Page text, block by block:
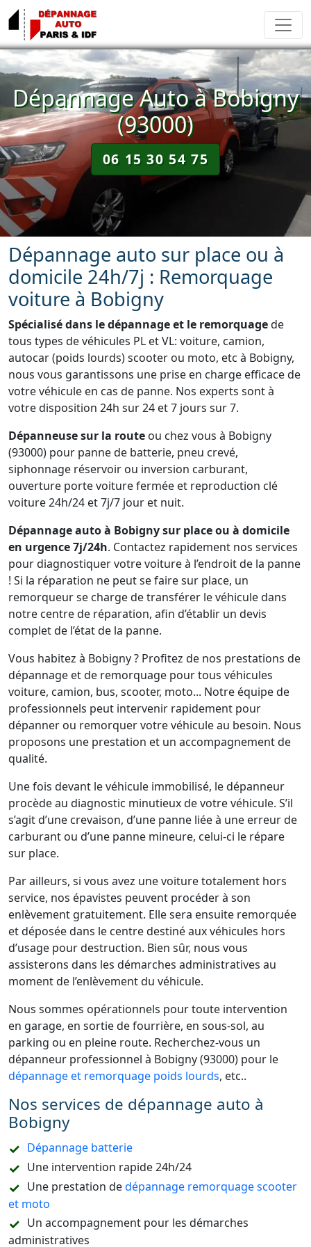
Dépannage Auto à Bobigny
(93000)
06 15 30 54 75
Dépannage auto sur place ou à
domicile 24h/7j : Remorquage
voiture à Bobigny
Spécialisé dans le dépannage et le remorquagede
tous types de véhicules PL et VL: voiture, camion,
autocar (poids lourds) scooter ou moto, etc à Bobigny,
nous vous garantissons une prise en charge efficace de
votre véhicule en cas de panne. Nos experts sont à
votre disposition 24h sur 24 et 7 jours sur 7.
Dépanneuse sur la route ou chez vous à Bobigny
(93000) pour panne de batterie, pneu crevé,
siphonnage réservoir ou inversion carburant,
ouverture porte voiture fermée et reproduction clé
voiture 24h/24 et 7j/7 jour et nuit.
Dépannage auto à Bobigny sur place ou à domicile
en urgence 7j/24h. Contactez rapidement nos services
pour diagnostiquer votre voiture à l’endroit de la panne
! Si la réparation ne peut se faire sur place, un
remorqueur se charge de transférer le véhicule dans
notre centre de réparation, afin d’établir un devis
complet de l’état de la panne.
Vous habitez à Bobigny ? Profitez de nos prestations de
dépannage et de remorquage pour tous véhicules
voiture, camion, bus, scooter, moto... Notre équipe de
professionnels peut intervenir rapidement pour
dépanner ou remorquer votre véhicule au besoin. Nous
proposons une prestation et un accompagnement de
qualité.
Une fois devant le véhicule immobilisé, le dépanneur
procède au diagnostic minutieux de votre véhicule. S’il
s’agit d’une crevaison, d’une panne liée à une erreur de
carburant ou d’une panne mineure, celui-ci le répare
sur place.
Par ailleurs, si vous avez une voiture totalement hors
service, nos épavistes peuvent procéder à son
enlèvement gratuitement. Elle sera ensuite remorquée
et déposée dans le centre destiné aux véhicules hors
d’usage pour destruction. Bien sûr, nous vous
assisterons dans les démarches administratives au
moment de l’enlèvement du véhicule.
Nous sommes opérationnels pour toute intervention
en garage, en sortie de fourrière, en sous-sol, au
parking ou en pleine route. Recherchez-vous un
dépanneur professionnel à Bobigny (93000) pour le
dépannage et remorquage poids lourds, etc..
Nos services de dépannage auto à
Bobigny
Dépannage batterie
Une intervention rapide 24h/24
Une prestation dedépannage remorquage scooter
et moto
Un accompagnement pour les démarches
administratives